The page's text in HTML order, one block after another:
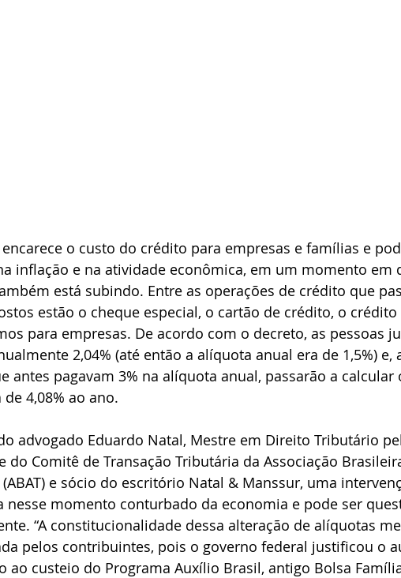
o custo do crédito para empresas e famílias e
inflação e na atividade econômica, em um momento em
está subindo. Entre as operações de crédito que
estão o cheque especial, o cartão de crédito, o crédito
para empresas. De acordo com o decreto, as pessoas
2,04% (até então a alíquota anual era de 1,5%) e,
antes pagavam 3% na alíquota anual, passarão a
4,08% ao ano.
advogado Eduardo Natal, Mestre em Direito Tributário
do Comitê de Transação Tributária da Associação
e sócio do escritório Natal & Manssur, uma
nesse momento conturbado da economia e pode ser
“A constitucionalidade dessa alteração de alíquotas
pelos contribuintes, pois o governo federal justificou o
ao custeio do Programa Auxílio Brasil, antigo Bolsa